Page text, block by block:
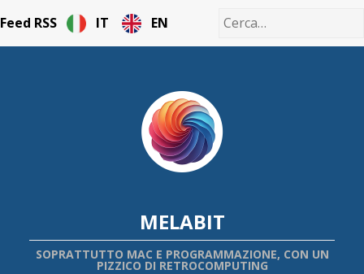
Feed RSS IT EN
MELABIT
SOPRATTUTTO MAC E PROGRAMMAZIONE, CON UN
PIZZICO DI RETROCOMPUTING